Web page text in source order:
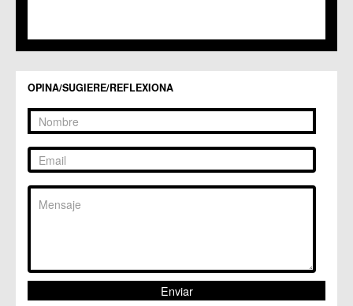
C.C. Zarandona
OPINA/SUGIERE/REFLEXIONA